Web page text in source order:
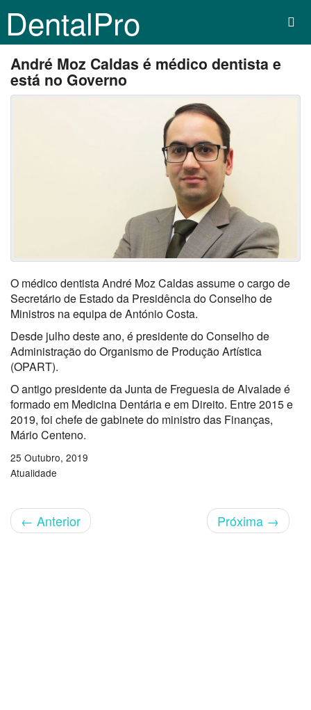
DentalPro
André Moz Caldas é médico dentista e
está no Governo
O médico dentista André Moz Caldas assume o cargo de
Secretário de Estado da Presidência do Conselho de
Ministros na equipa de António Costa.
Desde julho deste ano, é presidente do Conselho de
Administração do Organismo de Produção Artística
(OPART).
O antigo presidente da Junta de Freguesia de Alvalade é
formado em Medicina Dentária e em Direito. Entre 2015 e
2019, foi chefe de gabinete do ministro das Finanças,
Mário Centeno.
25 Outubro, 2019
Atualidade
← Anterior Próxima →